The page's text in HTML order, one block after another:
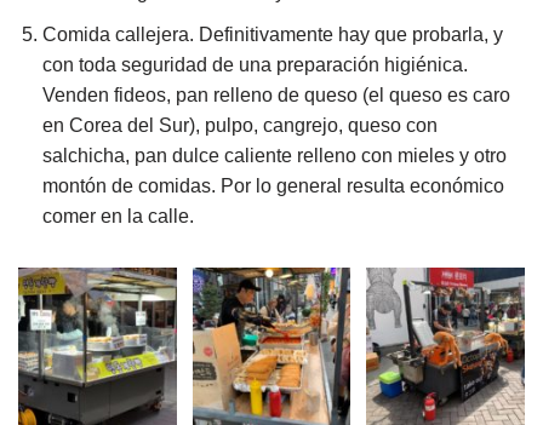
Comida callejera. Definitivamente hay que probarla, y
con toda seguridad de una preparación higiénica.
Venden fideos, pan relleno de queso (el queso es caro
en Corea del Sur), pulpo, cangrejo, queso con
salchicha, pan dulce caliente relleno con mieles y otro
montón de comidas. Por lo general resulta económico
comer en la calle.